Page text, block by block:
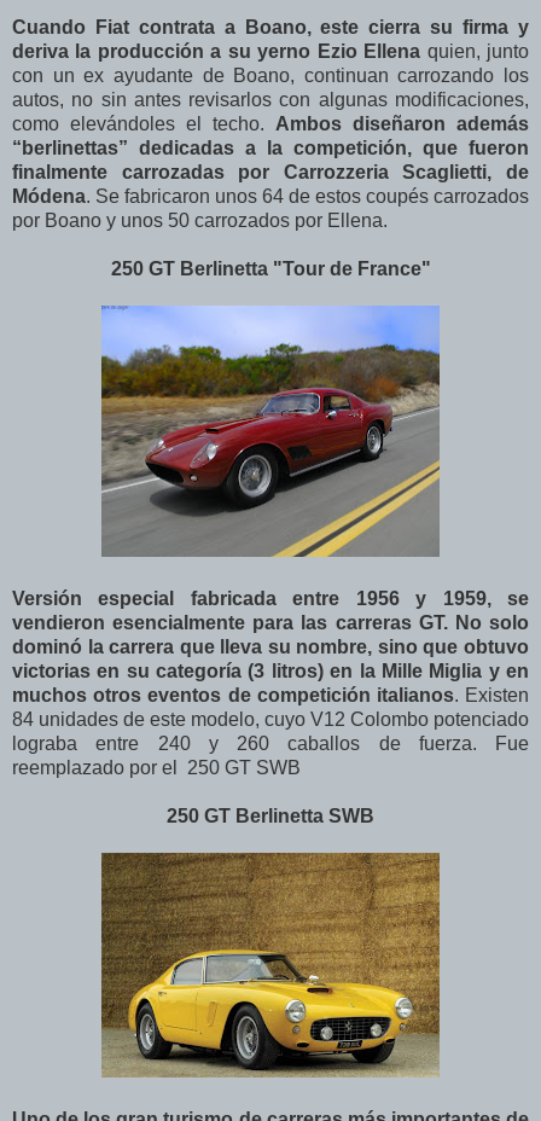
Cuando Fiat contrata a Boano, este cierra su firma y
deriva la producción a su yerno Ezio Ellena quien, junto
con un ex ayudante de Boano, continuan carrozando los
autos, no sin antes revisarlos con algunas modificaciones,
como elevándoles el techo. Ambos diseñaron además
“berlinettas” dedicadas a la competición, que fueron
finalmente carrozadas por Carrozzeria Scaglietti, de
Módena. Se fabricaron unos 64 de estos coupés carrozados
por Boano y unos 50 carrozados por Ellena.
250 GT Berlinetta "Tour de France"
Versión especial fabricada entre 1956 y 1959, se
vendieron esencialmente para las carreras GT. No solo
dominó la carrera que lleva su nombre, sino que obtuvo
victorias en su categoría (3 litros) en la Mille Miglia y en
muchos otros eventos de competición italianos. Existen
84 unidades de este modelo, cuyo V12 Colombo potenciado
lograba entre 240 y 260 caballos de fuerza. Fue
reemplazado por el 250 GT SWB
250 GT Berlinetta SWB